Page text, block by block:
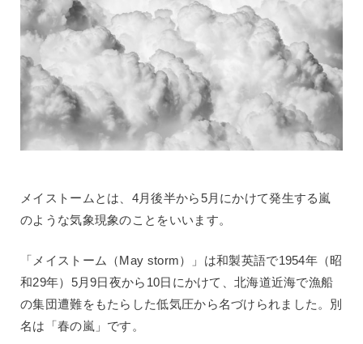
メイストームとは、4月後半から5月にかけて発生する嵐
のような気象現象のことをいいます。
「メイストーム（May storm）」は和製英語で1954年（昭
和29年）5月9日夜から10日にかけて、北海道近海で漁船
の集団遭難をもたらした低気圧から名づけられました。別
名は「春の嵐」です。